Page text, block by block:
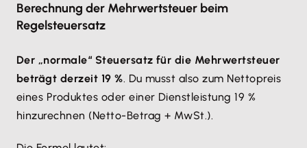
Berechnung der Mehrwertsteuer beim
Regelsteuersatz
Der „normale“ Steuersatz für die Mehrwertsteuer
beträgt derzeit 19 %. Du musst also zum Nettopreis
eines Produktes oder einer Dienstleistung 19 %
hinzurechnen (Netto-Betrag + MwSt.).